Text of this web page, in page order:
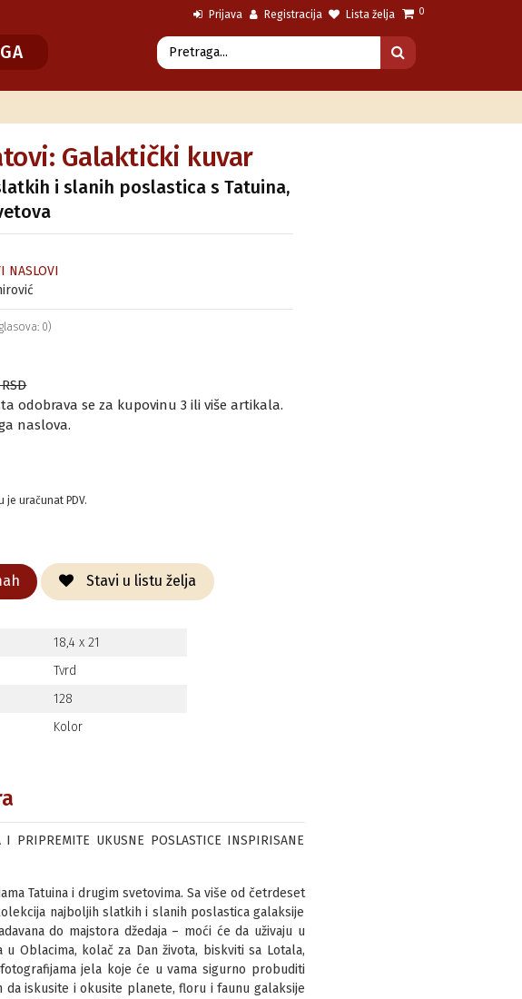
Prijava Registracija Lista želja 0
Galaktički kuvar
i slanih poslastica s Tatuina,
NASLOVI
0)
odobrava se za kupovinu 3 ili više artikala.
naslova.
je uračunat PDV.
Stavi u listu želja
18,4 x 21
Tvrd
128
Kolor
PRIPREMITE UKUSNE POSLASTICE INSPIRISANE
Tatuina i drugim svetovima. Sa više od četrdeset
najboljih slatkih i slanih poslastica galaksije
do majstora džedaja – moći će da uživaju u
Oblacima, kolač za Dan života, biskviti sa Lotala,
jela koje će u vama sigurno probuditi
da iskusite i okusite planete, floru i faunu galaksije